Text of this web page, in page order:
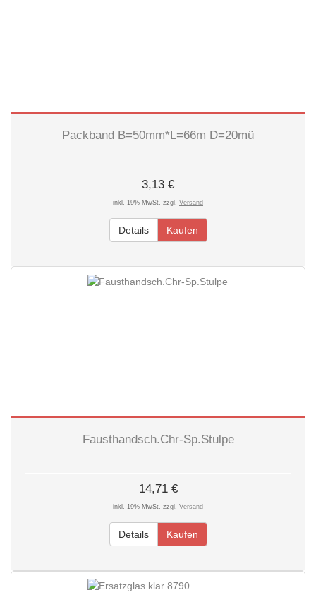
Packband B=50mm*L=66m D=20mü
3,13 €
inkl. 19% MwSt. zzgl. Versand
Details Kaufen
Fausthandsch.Chr-Sp.Stulpe
14,71 €
inkl. 19% MwSt. zzgl. Versand
Details Kaufen